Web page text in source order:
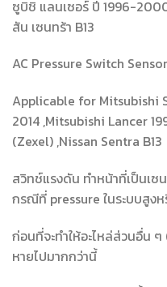
ซูบิชิ แลนเซอร์ ปี 1996-
สัน เซนทร้า B13
AC Pressure Switch
Applicable for Mitsubishi
2014 ,Mitsubishi Lancer
(Zexel) ,Nissan Sentra B13
สวิทช์แรงดัน ทำหน้าที่เป็นเซ
กรณีที่ pressure ในระบบสูง
ก่อนที่จะทำให้อะไหล่ส่วนอื่น
หายไปมากกว่านี้